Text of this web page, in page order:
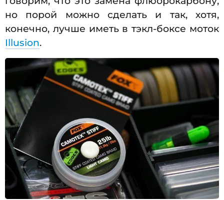
но порой можно сделать и так, хотя,
конечно, лучше иметь в тэкл-боксе моток
Illusion.